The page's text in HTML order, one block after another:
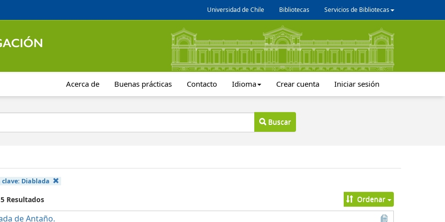
Universidad de Chile Bibliotecas Servicios de Bibliotecas
Acerca de Buenas prácticas Contacto Idioma Crear cuenta Iniciar sesión
Buscar
Diablada
Resultados Ordenar
de Antaño.